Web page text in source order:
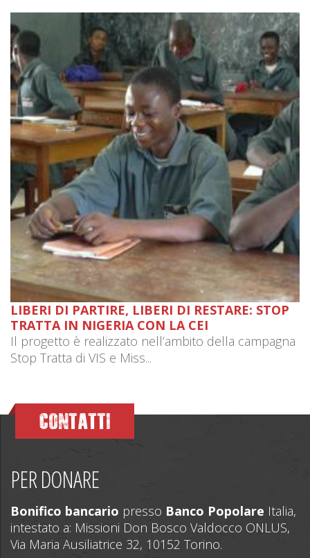
LIBERI DI PARTIRE, LIBERI DI RESTARE: STOP
TRATTA IN NIGERIA CON LA CEI
Il progetto è realizzato nell’ambito della campagna
Stop Tratta di VIS e Miss...
CONTATTI
PER DONARE
Bonifico bancario presso Banco Popolare Italia,
intestato a: Missioni Don Bosco Valdocco ONLUS,
Via Maria Ausiliatrice 32, 10152 Torino.